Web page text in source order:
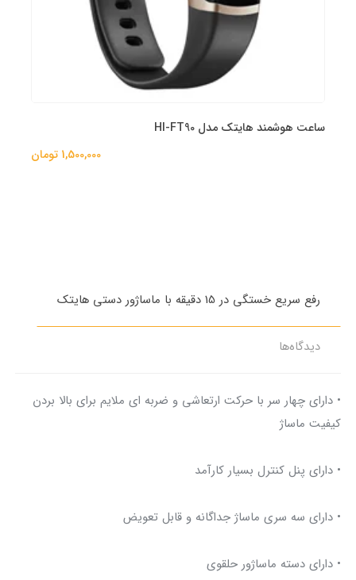
ساعت هوشمند هایتک مدل HI-FT90
1,500,000 تومان
رفع سریع خستگی در 15 دقیقه با ماساژور دستی هایتک
دیدگاه‌ها
• دارای چهار سر با حرکت ارتعاشی و ضربه ای ملایم برای بالا بردن
کیفیت ماساژ
• دارای پنل کنترل بسیار کارآمد
• دارای سه سری ماساژ جداگانه و قابل تعویض
• دارای دسته ماساژور حلقوی